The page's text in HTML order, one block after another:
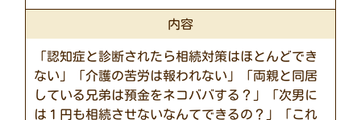
内容
「認知症と診断されたら相続対策はほとんどでき
ない」「介護の苦労は報われない」「両親と同居
している兄弟は預金をネコババする？」「次男に
は１円も相続させないなんてできるの？」「これ